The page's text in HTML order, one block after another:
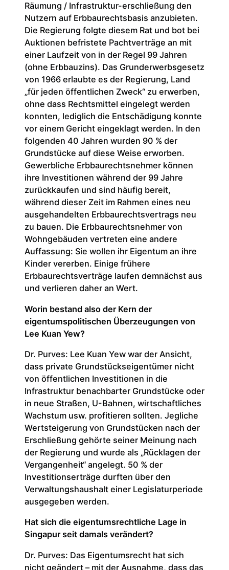
Räumung / Infrastruktur-erschließung den
Nutzern auf Erbbaurechtsbasis anzubieten.
Die Regierung folgte diesem Rat und bot bei
Auktionen befristete Pachtverträge an mit
einer Laufzeit von in der Regel 99 Jahren
(ohne Erbbauzins). Das Grunderwerbsgesetz
von 1966 erlaubte es der Regierung, Land
„für jeden öffentlichen Zweck“ zu erwerben,
ohne dass Rechtsmittel eingelegt werden
konnten, lediglich die Entschädigung konnte
vor einem Gericht eingeklagt werden. In den
folgenden 40 Jahren wurden 90 % der
Grundstücke auf diese Weise erworben.
Gewerbliche Erbbaurechtsnehmer können
ihre Investitionen während der 99 Jahre
zurückkaufen und sind häufig bereit,
während dieser Zeit im Rahmen eines neu
ausgehandelten Erbbaurechtsvertrags neu
zu bauen. Die Erbbaurechtsnehmer von
Wohngebäuden vertreten eine andere
Auffassung: Sie wollen ihr Eigentum an ihre
Kinder vererben. Einige frühere
Erbbaurechtsverträge laufen demnächst aus
und verlieren daher an Wert.
Worin bestand also der Kern der
eigentumspolitischen Überzeugungen von
Lee Kuan Yew?
Dr. Purves: Lee Kuan Yew war der Ansicht,
dass private Grundstückseigentümer nicht
von öffentlichen Investitionen in die
Infrastruktur benachbarter Grundstücke oder
in neue Straßen, U-Bahnen, wirtschaftliches
Wachstum usw. profitieren sollten. Jegliche
Wertsteigerung von Grundstücken nach der
Erschließung gehörte seiner Meinung nach
der Regierung und wurde als „Rücklagen der
Vergangenheit“ angelegt. 50 % der
Investitionserträge durften über den
Verwaltungshaushalt einer Legislaturperiode
ausgegeben werden.
Hat sich die eigentumsrechtliche Lage in
Singapur seit damals verändert?
Dr. Purves: Das Eigentumsrecht hat sich
nicht geändert – mit der Ausnahme, dass das